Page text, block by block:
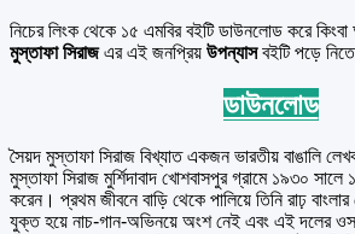
নিচের লিংক থেকে ১৫ এমবির বইটি ডাউনলোড করে
মুস্তাফা সিরাজএর এই জনপ্রিয় উপন্যাসবইটি পড়ে
ডাউনলোড
সৈয়দ মুস্তাফা সিরাজ বিখ্যাত একজন ভারতীয় বাঙালি
মুস্তাফা সিরাজ মুর্শিদাবাদ খোশবাসপুর গ্রামে ১৯৩০
করেন। প্রথম জীবনে বাড়ি থেকে পালিয়ে তিনি রাঢ়
যুক্ত হয়ে নাচ-গান-অভিনয়ে অংশ নেই এবং এই দলের